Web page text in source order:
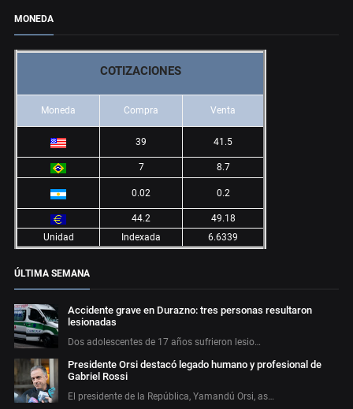
MONEDA
COTIZACIONES
Moneda Compra Venta
39 41.5
7 8.7
0.02 0.2
44.2
49.18
Unidad
Indexada 6.6339
ÚLTIMA SEMANA
Accidente grave en Durazno: tres personas resultaron
lesionadas
Dos adolescentes de 17 años sufrieron lesio…
Presidente Orsi destacó legado humano y profesional de
Gabriel Rossi
El presidente de la República, Yamandú Orsi, as…